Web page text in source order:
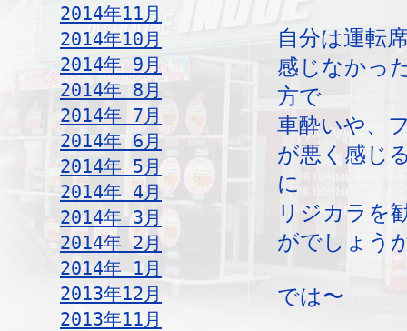
2014年11月
2014年10月
2014年 9月
2014年 8月
2014年 7月
2014年 6月
2014年 5月
2014年 4月
2014年 3月
2014年 2月
2014年 1月
2013年12月
2013年11月
自分は運転
感じなかっ
方で
車酔いや、
が悪く感じ
に
リジカラを
がでしょう
では〜